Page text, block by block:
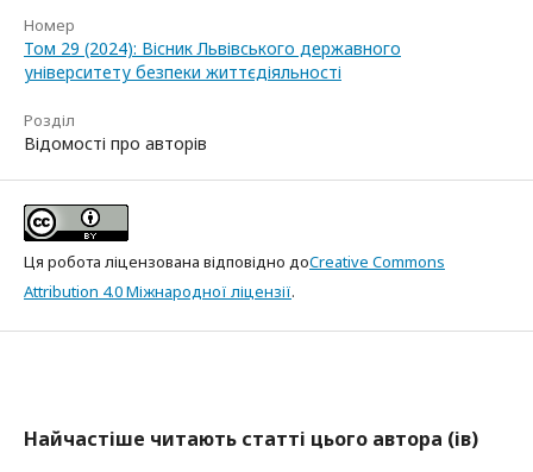
Номер
Том 29 (2024): Вісник Львівського державного
університету безпеки життєдіяльності
Розділ
Відомості про авторів
Ця робота ліцензована відповідно доCreative Commons
Attribution 4.0 Міжнародної ліцензії.
Найчастіше читають статті цього автора (ів)